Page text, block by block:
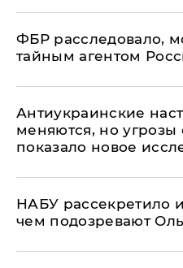
ФБР расследовало,
тайным агентом
Антиукраинские
меняются, но угрозы
показало новое
НАБУ рассекретило
чем подозревают